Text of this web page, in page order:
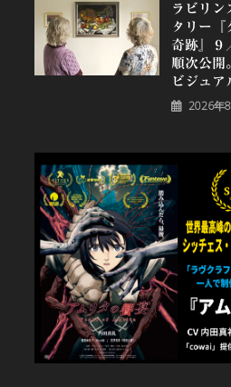
ラビリン
タリー『
奇跡』９
順次公開
ビジュア
2026年